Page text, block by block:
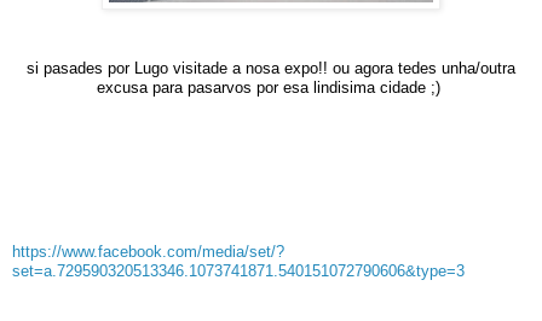
si pasades por Lugo visitade a nosa expo!! ou agora tedes unha/outra
excusa para pasarvos por esa lindisima cidade ;)
https://www.facebook.com/media/set/?
set=a.729590320513346.1073741871.540151072790606&type=3